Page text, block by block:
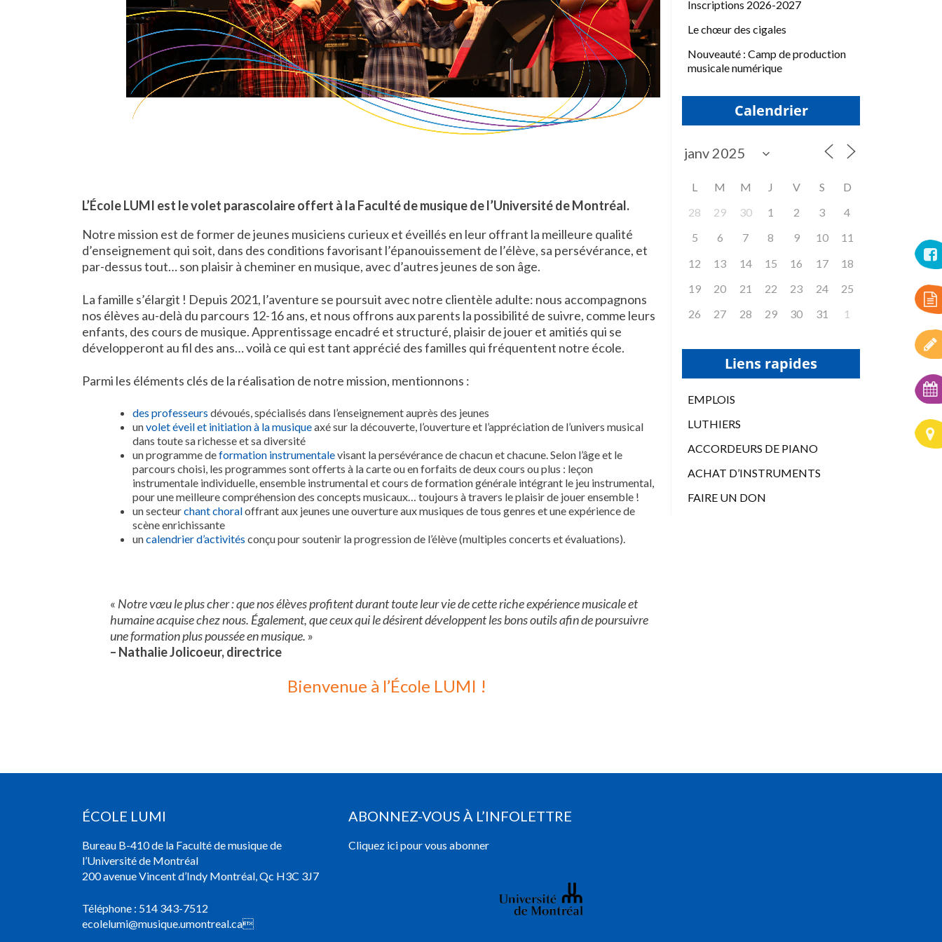
L’École LUMI est le volet parascolaire offert à la Faculté de musique de l’Université de Montréal.
Notre mission est de former de jeunes musiciens curieux et éveillés en leur offrant la meilleure qualité
d’enseignement qui soit, dans des conditions favorisant l’épanouissement de l’élève, sa persévérance, et
par-dessus tout… son plaisir à cheminer en musique, avec d’autres jeunes de son âge.
La famille s’élargit ! Depuis 2021, l’aventure se poursuit avec notre clientèle adulte: nous accompagnons
nos élèves au-delà du parcours 12-16 ans, et nous offrons aux parents la possibilité de suivre, comme leurs
enfants, des cours de musique. Apprentissage encadré et structuré, plaisir de jouer et amitiés qui se
développeront au fil des ans… voilà ce qui est tant apprécié des familles qui fréquentent notre école.
Parmi les éléments clés de la réalisation de notre mission, mentionnons :
des professeurs dévoués, spécialisés dans l’enseignement auprès des jeunes
unvolet éveil et initiation à la musiqueaxé sur la découverte, l’ouverture et l’appréciation de l’univers musical
dans toute sa richesse et sa diversité
un programme deformation instrumentalevisant la persévérance de chacun et chacune. Selon l’âge et le
parcours choisi, les programmes sont offerts à la carte ou en forfaits de deux cours ou plus : leçon
instrumentale individuelle, ensemble instrumental et cours de formation générale intégrant le jeu instrumental,
pour une meilleure compréhension des concepts musicaux… toujours à travers le plaisir de jouer ensemble !
un secteurchant choraloffrant aux jeunes une ouverture aux musiques de tous genres et une expérience de
scène enrichissante
uncalendrier d’activités conçu pour soutenir la progression de l’élève (multiples concerts et évaluations).
« Notre vœu le plus cher : que nos élèves profitent durant toute leur vie de cette riche expérience musicale et
humaine acquise chez nous. Également, que ceux qui ledésirent développent les bons outils afin de poursuivre
une formation plus poussée en musique. »
– Nathalie Jolicoeur, directrice
Bienvenue à l’École LUMI !
Inscriptions 2026-2027
Le chœur des cigales
Nouveauté : Camp de production
musicale numérique
Calendrier
L M M J V S
D
28
29 30 1 2 3
4
5
6 7 8 9 10
11
12
13 14 15 16 17
18
19
20 21 22 23 24
25
26
27 28 29 30 31 1
Liens rapides
EMPLOIS
LUTHIERS
ACCORDEURS DE PIANO
ACHAT D’INSTRUMENTS
FAIRE UN DON
ÉCOLE LUMI
Bureau B-410 de la Faculté de musique de
l’Université de Montréal
200 avenue Vincent d’Indy Montréal, Qc H3C 3J7
Téléphone : 514 343-7512
ecolelumi@musique.umontreal.ca
ABONNEZ-VOUS À L’INFOLETTRE
Cliquez ici pour vous abonner